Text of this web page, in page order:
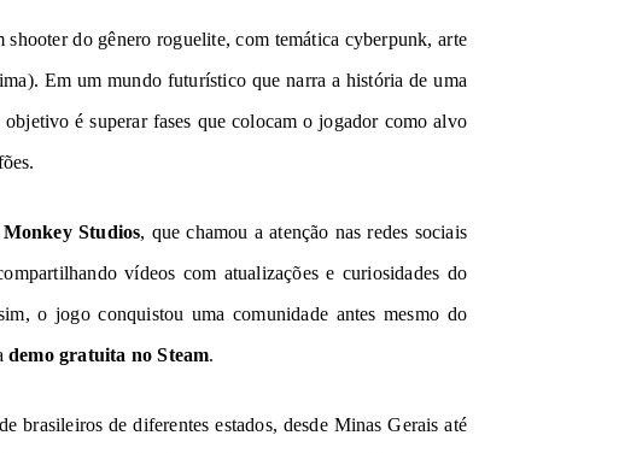
shooter do gênero roguelite, com temática cyberpunk, arte
Em um mundo futurístico que narra a história de uma
é superar fases que colocam o jogador como alvo
Studios, que chamou a atenção nas redes sociais
vídeos com atualizações e curiosidades do
o jogo conquistou uma comunidade antes mesmo do
demo gratuita no Steam.
brasileiros de diferentes estados, desde Minas Gerais até